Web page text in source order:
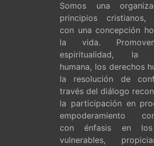
Somos una
principios cristianos,
con una concepción
la vida.
espiritualidad, la
humana, los derechos
la resolución de
través del diálogo
la participación en
empoderamiento
con énfasis en
vulnerables,